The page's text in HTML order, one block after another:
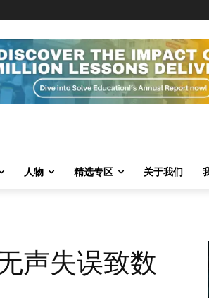
人物 精选专区 关于我们
声失误致数